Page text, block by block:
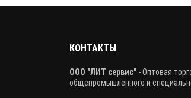
КОНТАКТЫ
ООО "ЛИТ сервис" - Оптовая
общепромышленного и